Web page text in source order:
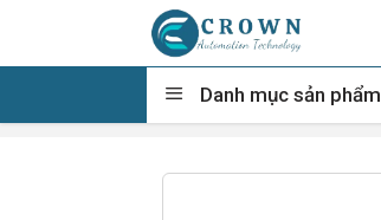
content
Danh mục sản phẩm